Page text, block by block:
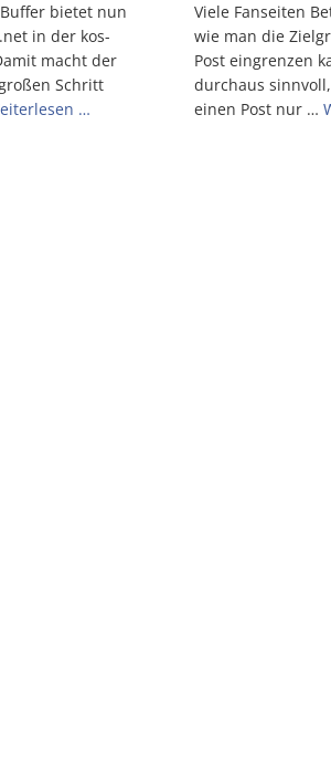
bie­tet nun
in der kos­
macht der
Schritt
…
Vie­le Fan­sei­ten
wie man die
Post ein­gren­zen
durch­aus
einen Post nur …